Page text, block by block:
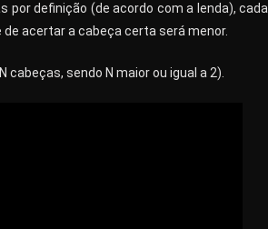
por definição (de acordo com a lenda), cada
acertar a cabeça certa será menor.
sendo N maior ou igual a 2).